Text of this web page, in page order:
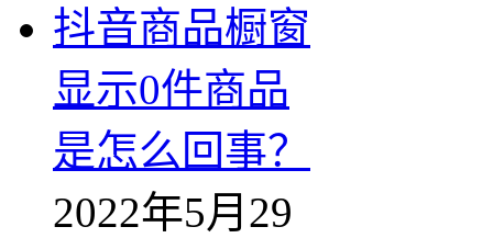
抖音商品橱窗
显示0件商品
是怎么回事？
2022年5月29